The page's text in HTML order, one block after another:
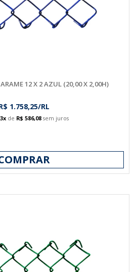
12 X 2 AZUL (20,00 X 2,00H)
1.758,25/RL
3xde R$ 586,08sem juros